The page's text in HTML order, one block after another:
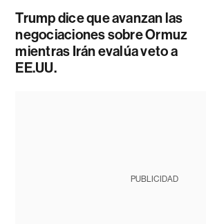
Trump dice que avanzan las
negociaciones sobre Ormuz
mientras Irán evalúa veto a
EE.UU.
PUBLICIDAD